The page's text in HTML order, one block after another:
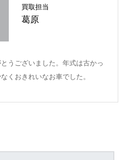
買取担当
葛原
うございました。年式は古かっ
くおきれいなお車でした。